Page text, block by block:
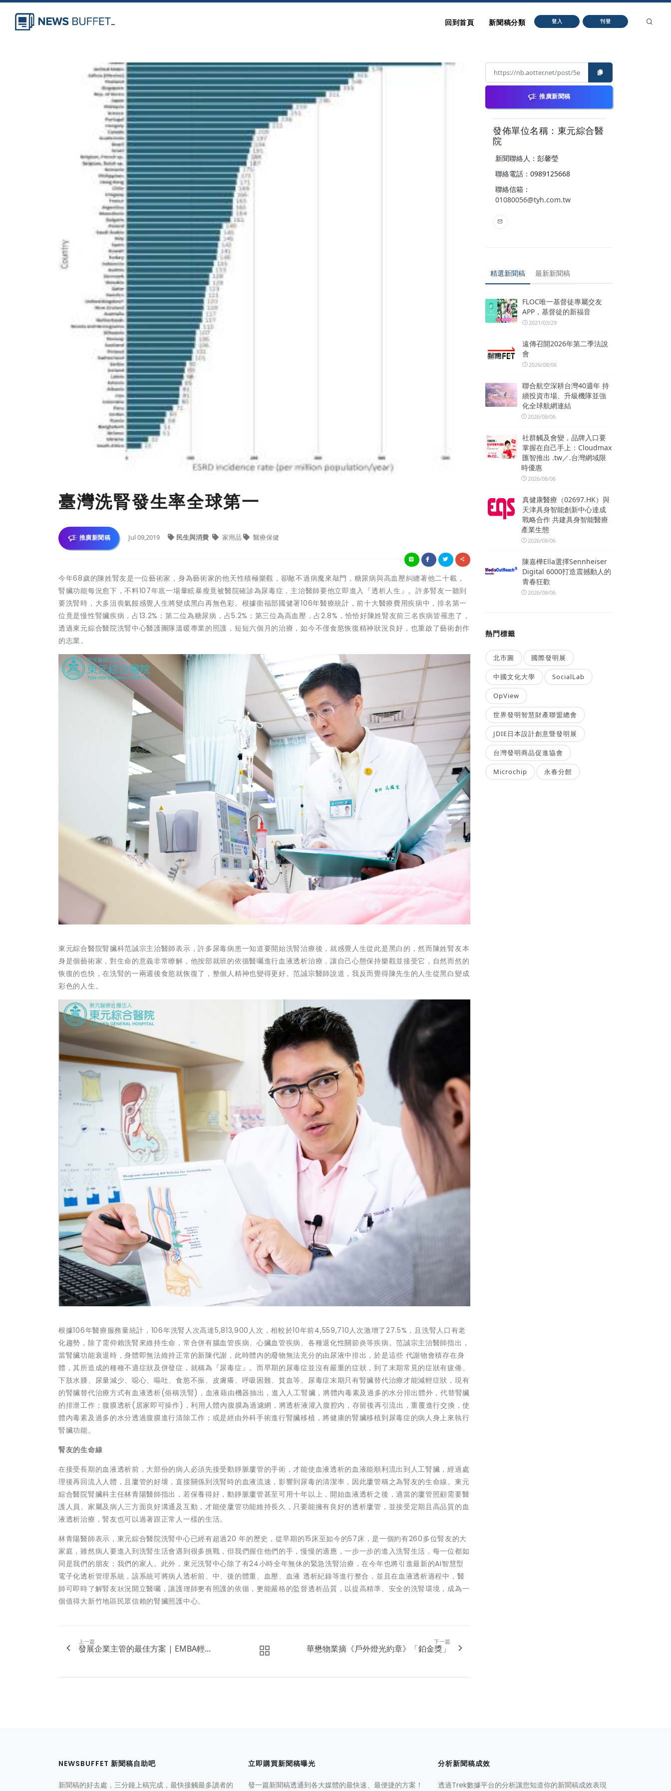
回到首頁 新聞稿分類 登入 刊登
臺灣洗腎發生率全球第一
推廣新聞稿 Jul 09,2019 民生與消費 家用品 醫療保健
今年68歲的陳姓腎友是一位藝術家，身為藝術家的他天性積極樂觀，卻敵不過病魔來敲門，糖尿病與高血壓糾纏著他二十載，
腎臟功能每況愈下，不料107年底一場暈眩暴瘦竟被醫院確診為尿毒症，主治醫師要他立即進入『透析人生』。許多腎友一聽到
要洗腎時，大多沮喪氣餒感覺人生將變成黑白再無色彩。根據衛福部國健署106年醫療統計，前十大醫療費用疾病中，排名第一
位竟是慢性腎臟疾病，占13.2%；第二位為糖尿病，占5.2%；第三位為高血壓，占2.8%，恰恰好陳姓腎友前三名疾病皆罹患了，
透過東元綜合醫院洗腎中心醫護團隊溫暖專業的照護，短短六個月的治療，如今不僅食慾恢復精神狀況良好，也重啟了藝術創作
的志業。
東元綜合醫院腎臟科范誠宗主治醫師表示，許多尿毒病患一知道要開始洗腎治療後，就感覺人生從此是黑白的，然而陳姓腎友本
身是個藝術家，對生命的意義非常瞭解，他按部就班的依循醫囑進行血液透析治療，讓自己心態保持樂觀並接受它，自然而然的
恢復的也快，在洗腎的一兩週後食慾就恢復了，整個人精神也變得更好。范誠宗醫師說道，我反而覺得陳先生的人生從黑白變成
彩色的人生。
根據106年醫療服務量統計，106年洗腎人次高達5,813,900人次，相較於10年前4,559,710人次激增了27.5%，且洗腎人口有老
化趨勢，除了需仰賴洗腎來維持生命，常合併有腦血管疾病、心臟血管疾病、各種退化性關節炎等疾病。范誠宗主治醫師指出，
當腎臟功能衰退時，身體即無法維持正常的新陳代謝，此時體內的廢物無法充分的由尿液中排出，於是這些 代謝物會積存在身
體，其所造成的種種不適症狀及併發症，就稱為『尿毒症』。而早期的尿毒症並沒有嚴重的症狀，到了末期常見的症狀有疲倦、
下肢水腫、尿量減少、噁心、嘔吐、食慾不振、皮膚癢、呼吸困難、貧血等。尿毒症末期只有腎臟替代治療才能減輕症狀，現有
的腎臟替代治療方式有血液透析(俗稱洗腎)，血液藉由機器抽出，進入人工腎臟，將體內毒素及過多的水分排出體外，代替腎臟
的排泄工作；腹膜透析(居家即可操作)，利用人體內腹膜為過濾網，將透析液灌入腹腔內，存留後再引流出，重覆進行交換，使
體內毒素及過多的水分透過腹膜進行清除工作；或是經由外科手術進行腎臟移植，將健康的腎臟移植到尿毒症的病人身上來執行
腎臟功能。
腎友的生命線
在接受長期的血液透析前，大部份的病人必須先接受動靜脈廔管的手術，才能使血液透析的血液能順利流出到人工腎臟，經過處
理後再回流入人體，且廔管的好壞，直接關係到洗腎時的血液流速，影響到尿毒的清潔率，因此廔管稱之為腎友的生命線。東元
綜合醫院腎臟科主任林青陽醫師指出，若保養得好，動靜脈廔管甚至可用十年以上，開始血液透析之後，適當的廔管照顧需要醫
護人員、家屬及病人三方面良好溝通及互動，才能使廔管功能維持長久，只要能擁有良好的透析廔管，並接受定期且高品質的血
液透析治療，腎友也可以過著跟正常人一樣的生活。
林青陽醫師表示，東元綜合醫院洗腎中心已經有超過20 年的歷史，從早期的15床至如今的57床，是一個約有260多位腎友的大
家庭，雖然病人要進入到洗腎生活會遇到很多挑戰，但我們握住他們的手，慢慢的適應，一步一步的進入洗腎生活，每一位都如
同是我們的朋友；我們的家人。此外，東元洗腎中心除了有24小時全年無休的緊急洗腎治療，在今年也將引進最新的AI智慧型
電子化透析管理系統，該系統可將病人透析前、中、後的體重、血壓、血液 透析紀錄等進行整合，並且在血液透析過程中，醫
師可即時了解腎友狀況開立醫囑，讓護理師更有照護的依循，更能嚴格的監督透析品質，以提高精準、安全的洗腎環境，成為一
個值得大新竹地區民眾信賴的腎臟照護中心。
上一篇
發展企業主管的最佳方案 | EMBA輕...
下一篇
華懋物業摘《戶外燈光約章》「鉑金獎」
推廣新聞稿
發佈單位名稱：東元綜合醫
院
新聞聯絡人：彭馨瑩
聯絡電話：0989125668
聯絡信箱：
01080056@tyh.com.tw
精選新聞稿 最新新聞稿
FLOC唯一基督徒專屬交友
APP，基督徒的新福音
2021/03/29
遠傳召開2026年第二季法說
會
2026/08/06
聯合航空深耕台灣40週年 持
續投資市場、升級機隊並強
化全球航網連結
2026/08/06
社群觸及會變，品牌入口要
掌握在自己手上：Cloudmax
匯智推出 .tw／.台灣網域限
時優惠
2026/08/06
真健康醫療（02697.HK）與
天津具身智能創新中心達成
戰略合作 共建具身智能醫療
產業生態
2026/08/06
陳嘉樺Ella選擇Sennheiser
Digital 6000打造震撼動人的
青春狂歡
2026/08/06
熱門標籤
北市圖 國際發明展
中國文化大學 SocialLab
OpView
世界發明智慧財產聯盟總會
JDIE日本設計創意暨發明展
台灣發明商品促進協會
Microchip 永春分館
NEWSBUFFET 新聞稿自助吧
新聞稿的好去處，三分鐘上稿完成，最快接觸最多讀者的
立即購買新聞稿曝光
發一篇新聞稿透通到各大媒體的最快速、最便捷的方案！
分析新聞稿成效
透過Trek數據平台的分析讓您知道你的新聞稿成效表現